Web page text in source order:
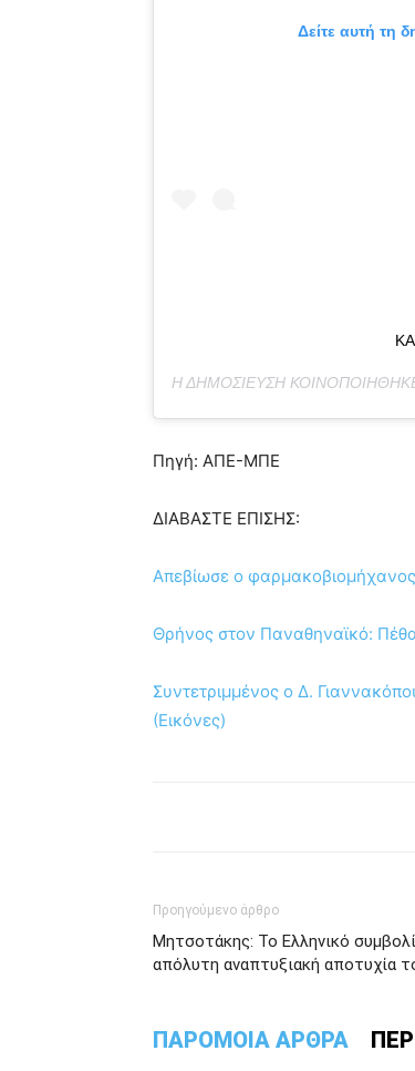
Δείτε αυτή τη
Η ΔΗΜΟΣΊΕΥΣΗ
Πηγή: ΑΠΕ-ΜΠΕ
ΔΙΑΒΑΣΤΕ ΕΠΙΣΗΣ:
Απεβίωσε ο
Θρήνος στον Παναθηναϊκό:
Συντετριμμένος ο Δ.
(Εικόνες)
Προηγούμενο άρθρο
Μητσοτάκης: Το Ελληνικό
απόλυτη αναπτυξιακή αποτυχία
ΠΑΡΟΜΟΙΑ ΑΡΘΡΑ